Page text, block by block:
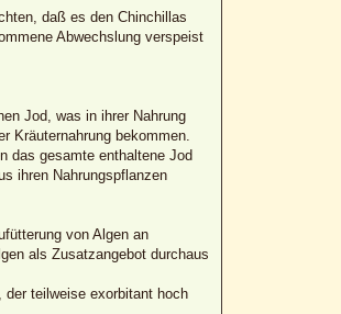
daß es den Chinchillas
Abwechslung verspeist
Jod, was in ihrer Nahrung
Kräuternahrung bekommen.
das gesamte enthaltene Jod
ihren Nahrungspflanzen
von Algen an
als Zusatzangebot durchaus
teilweise exorbitant hoch